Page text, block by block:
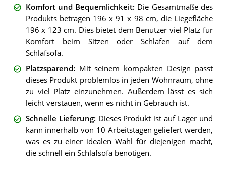
Komfort und Bequemlichkeit: Die Gesamtmaße des
Produkts betragen 196 x 91 x 98 cm, die Liegefläche
196 x 123 cm. Dies bietet dem Benutzer viel Platz für
Komfort beim Sitzen oder Schlafen auf dem
Schlafsofa.
Platzsparend: Mit seinem kompakten Design passt
dieses Produkt problemlos in jeden Wohnraum, ohne
zu viel Platz einzunehmen. Außerdem lässt es sich
leicht verstauen, wenn es nicht in Gebrauch ist.
Schnelle Lieferung: Dieses Produkt ist auf Lager und
kann innerhalb von 10 Arbeitstagen geliefert werden,
was es zu einer idealen Wahl für diejenigen macht,
die schnell ein Schlafsofa benötigen.